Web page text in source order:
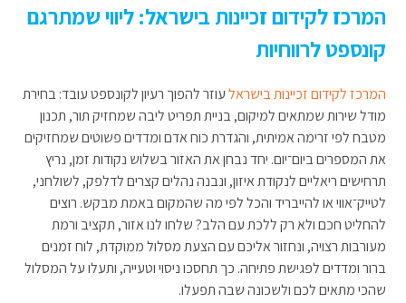
המרכז לקידום זכיינות בישראל: ליווי שמתרגם
קונספט לרווחיות
המרכז לקידום זכיינות בישראלעוזר להפוך רעיון לקונספט עובד: בחירת
מודל שירות שמתאים למיקום, בניית תפריט ליבה שמחזיק תור, תכנון
מטבח לפי זרימה אמיתית, והגדרת כוח אדם ומדדים פשוטים שמחזיקים
את המספרים ביום־יום. יחד נבחן את האזור בשלוש נקודות זמן, נריץ
תרחישים ריאליים לנקודת איזון, ונבנה נהלים קצרים לדלפק, לשולחני,
לטייק־אווי או להייבריד והכל לפי מה שהמקום באמת מבקש. רוצים
להחליט חכם ולא רק ללכת עם הלב? שלחו לנו אזור, תקציב ורמת
מעורבות רצויה, ונחזור אליכם עם הצעת מסלול ממוקדת, לוח זמנים
ברור ומדדים לפגישת פתיחה. כך תחסכו ניסוי וטעייה, ותעלו על המסלול
שהכי מתאים לכם ולשכונה שבה תפעלו.